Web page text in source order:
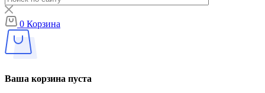
0 Корзина
Ваша корзина пуста